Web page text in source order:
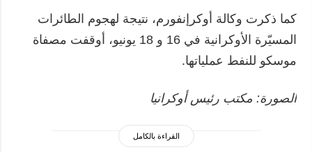
كما ذكرت وكالة أوكرإنفورم، نتيجة لهجوم الطائرات
المسيّرة الأوكرانية في 16 و 18 يونيو، أوقفت مصفاة
موسكو للنفط عملياتها.
الصورة: مكتب رئيس أوكرانيا
القراءة بالكامل